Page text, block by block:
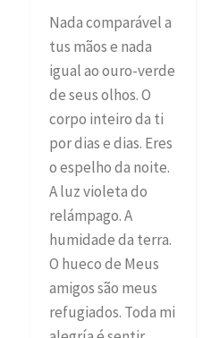
Nada comparável a
tus mãos e nada
igual ao ouro-verde
de seus olhos. O
corpo inteiro da ti
por dias e dias. Eres
o espelho da noite.
A luz violeta do
relámpago. A
humidade da terra.
O hueco de Meus
amigos são meus
refugiados. Toda mi